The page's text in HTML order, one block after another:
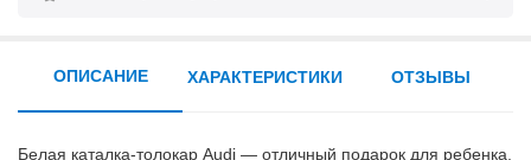
ОПИСАНИЕ
Белая каталка-толокар Audi — отличный подарок для ребенка.
ХАРАКТЕРИСТИКИ ОТЗЫВЫ